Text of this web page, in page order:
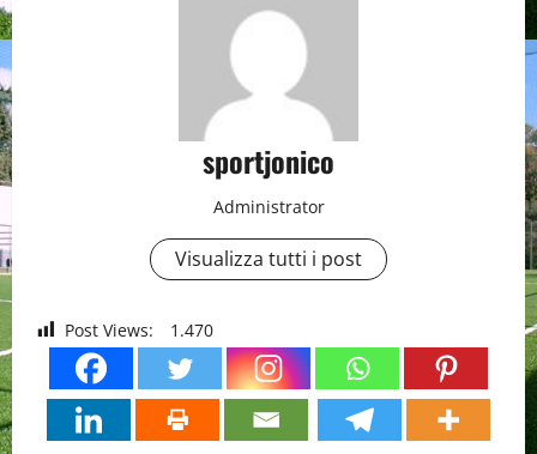
sportjonico
Administrator
Visualizza tutti i post
Post Views: 1.470